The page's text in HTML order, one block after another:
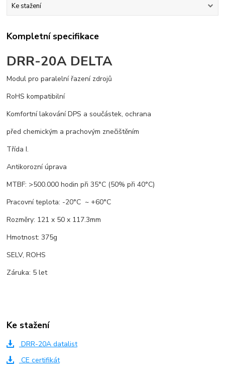
Ke stažení
Kompletní specifikace
DRR-20A DELTA
Modul pro paralelní řazení zdrojů
RoHS kompatibilní
Komfortní lakování DPS a součástek, ochrana
před chemickým a prachovým znečištěním
Třída I.
Antikorozní úprava
MTBF: >500.000 hodin při 35°C (50% při 40°C)
Pracovní teplota: -20°C ~ +60°C
Rozměry: 121 x 50 x 117.3mm
Hmotnost: 375g
SELV, ROHS
Záruka: 5 let
Ke stažení
DRR-20A datalist
CE certifikát